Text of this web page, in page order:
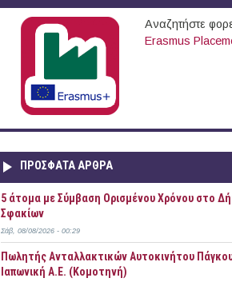
Αναζητήστε
Erasmus
ΠΡOΣΦΑΤΑ AΡΘΡΑ
5 άτομα με Σύμβαση Ορισμένου Χρόνου στο
Σφακίων
Σάβ, 08/08/2026 - 00:29
Πωλητής Ανταλλακτικών Αυτοκινήτου
Ιαπωνική Α.Ε. (Κομοτηνή)